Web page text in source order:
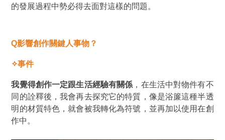
的發展過程中勢必得去面對這樣的問題。
Q影響創作關鍵人事物？
✧事件
我覺得創作一定跟生活經驗有關係 ，在生活中對物件有不
同的詮釋後，我會再去探究它的特質，像是浴簾這種半透
明的材質特色，就會被我轉化為符號，並再加以使用在創
作中。